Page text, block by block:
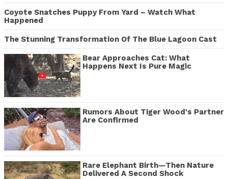
Coyote Snatches Puppy From Yard – Watch What
Happened
The Stunning Transformation Of The Blue Lagoon Cast
Bear Approaches Cat: What
Happens Next Is Pure Magic
Rumors About Tiger Wood's Partner
Are Confirmed
Rare Elephant Birth—Then Nature
Delivered A Second Shock